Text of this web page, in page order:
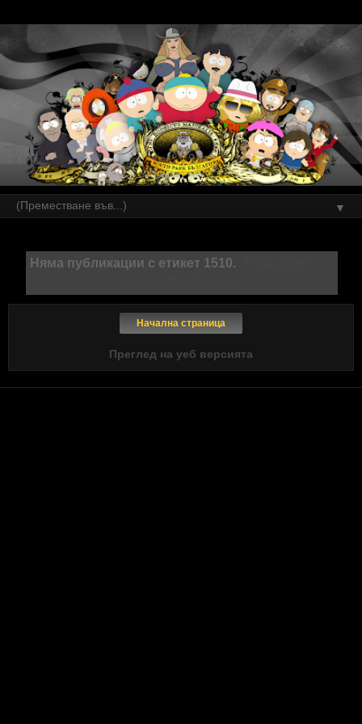
▼
Няма публикации с етикет 1510.
Начална страница
Преглед на уеб версията